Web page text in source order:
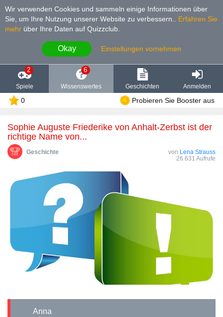
Wir verwenden Cookies und sammeln einige Informationen über
Sie, um Ihre Nutzung unserer Website zu verbessern.
Erfahren Sie
mehr über Ihre Daten auf Quizzclub.
Okay Einstellungen vornehmen
2
Spiele
6
Wissenswertes Geschichten Anmelden
0 Probieren Sie Booster aus
Sophie Auguste Friederike von Anhalt-Zerbst ist der
richtige Name von...
Geschichte von Lena Strauss
26.631 Aufrufe
Anna